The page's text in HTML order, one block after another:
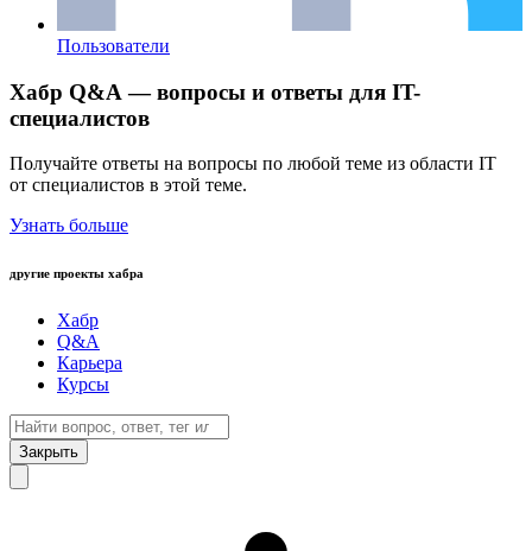
Пользователи
Хабр Q&A — вопросы и ответы для IT-
специалистов
Получайте ответы на вопросы по любой теме из области IT
от специалистов в этой теме.
Узнать больше
другие проекты хабра
Хабр
Q&A
Карьера
Курсы
Закрыть